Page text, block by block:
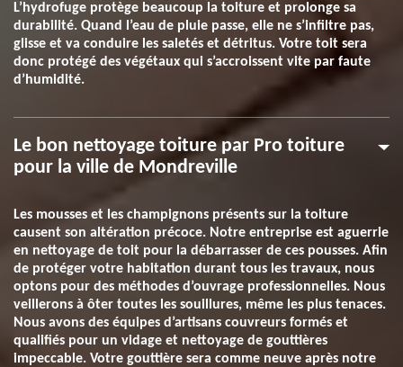
L’hydrofuge protège beaucoup la toiture et prolonge sa
durabilité. Quand l’eau de pluie passe, elle ne s’infiltre pas,
glisse et va conduire les saletés et détritus. Votre toit sera
donc protégé des végétaux qui s’accroissent vite par faute
d’humidité.
Le bon nettoyage toiture par Pro toiture
pour la ville de Mondreville
Les mousses et les champignons présents sur la toiture
causent son altération précoce. Notre entreprise est aguerrie
en nettoyage de toit pour la débarrasser de ces pousses. Afin
de protéger votre habitation durant tous les travaux, nous
optons pour des méthodes d’ouvrage professionnelles. Nous
veillerons à ôter toutes les souillures, même les plus tenaces.
Nous avons des équipes d’artisans couvreurs formés et
qualifiés pour un vidage et nettoyage de gouttières
impeccable. Votre gouttière sera comme neuve après notre